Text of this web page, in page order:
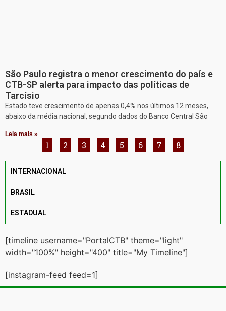
São Paulo registra o menor crescimento do país e
CTB-SP alerta para impacto das políticas de
Tarcísio
Estado teve crescimento de apenas 0,4% nos últimos 12 meses,
abaixo da média nacional, segundo dados do Banco Central São
Leia mais »
1 2 3 4 5 6 7 8
INTERNACIONAL
BRASIL
ESTADUAL
[timeline username="PortalCTB" theme="light"
width="100%" height="400" title="My Timeline"]
[instagram-feed feed=1]